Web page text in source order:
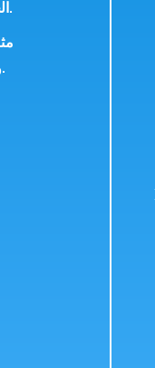
من دورات Moodle الخاصة بك.
والتعريف بالبرنامج والشهادات.